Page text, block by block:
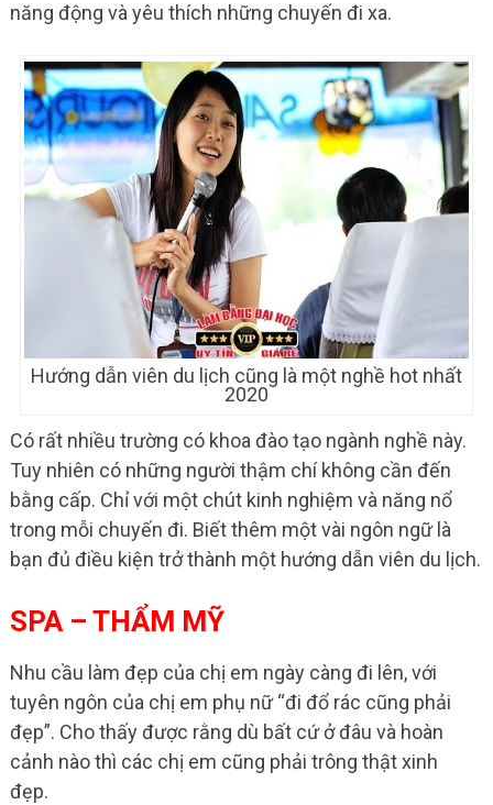
năng động và yêu thích những chuyến đi xa.
Hướng dẫn viên du lịch cũng là một nghề hot nhất
2020
Có rất nhiều trường có khoa đào tạo ngành nghề này.
Tuy nhiên có những người thậm chí không cần đến
bằng cấp. Chỉ với một chút kinh nghiệm và năng nổ
trong mỗi chuyến đi. Biết thêm một vài ngôn ngữ là
bạn đủ điều kiện trở thành một hướng dẫn viên du lịch.
SPA – THẨM MỸ
Nhu cầu làm đẹp của chị em ngày càng đi lên, với
tuyên ngôn của chị em phụ nữ “đi đổ rác cũng phải
đẹp”. Cho thấy được rằng dù bất cứ ở đâu và hoàn
cảnh nào thì các chị em cũng phải trông thật xinh
đẹp.